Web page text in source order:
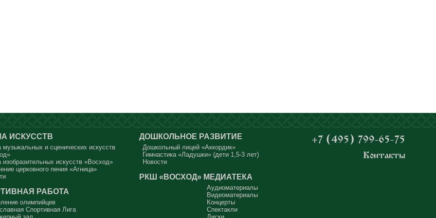
ИСКУССТВ
и сценических искусств
искусств «Восход»
церковного пения «Агница»
РАБОТА
олимпийцев
Спортивная Лига
ДОШКОЛЬНОЕ РАЗВИТИЕ
Дошкольный лицей «Аккордик»
Гимнастика «Ладушки» (дети 1,5-3 лет)
Новости
РКШ «ВОСХОД» МЕДИАТЕКА
Аудиоматериалы
Видеоматериалы
Концерты
Спектакли
+7 (495) 799-65-75
Контакты